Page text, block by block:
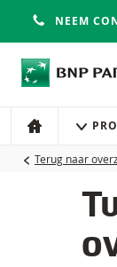
NEEM
Site
HOME
Terug naar